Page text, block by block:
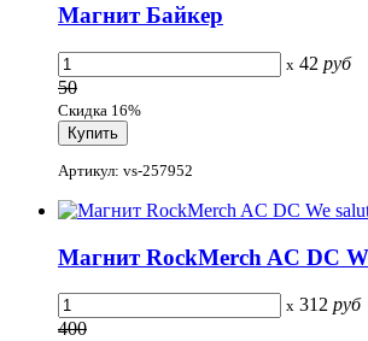
Магнит Байкер
x 42 руб
50
Скидка 16%
Артикул: vs-257952
Магнит RockMerch AC DC
x 312 руб
400